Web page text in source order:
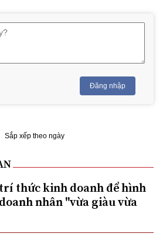
Đăng nhập
Sắp xếp theo ngày
thức kinh doanh để hình
nhân "vừa giàu vừa